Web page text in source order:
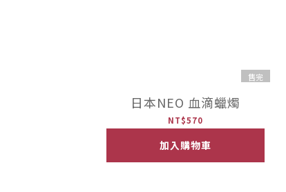
售完
日本NEO 血滴蠟燭
NT$570
加入購物車